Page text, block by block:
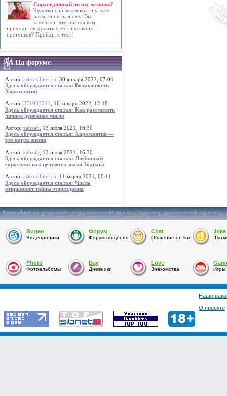
Справедливый ли вы человек?
Чувство справедливости у всех
развито по разному. Вы
замечали, что иногда вам
приходится думать о мотиве своих
поступков? Пройдите тест!
На форуме
Автор: astro.sibnet.ru , 30 января 2022, 07:04
Здесь обсуждается статья: Возможности
Хиромантии
Автор: 271033511
, 16 января 2022, 12:18
Здесь обсуждается статья: Как рассчитать
личное денежное число
Автор: zabzab , 13 июля 2021, 16:30
Здесь обсуждается статья: Хиромантия —
это карта жизни
Автор: zabzab , 13 июля 2021, 16:30
Здесь обсуждается статья: Любовный
гороскоп: как целуются знаки Зодиака
Автор: astro.sibnet.ru , 11 марта 2021, 00:11
Здесь обсуждается статья: Числа
открывают тайны мироздания
Astro.sibnet.ru:астрология,астрологический прогноз,гороскоп,персональный гороскоп,
Видео
Видеоролики
Форум
Форум общения
Chat
Общение on-line
Joke
Photo
Фотоальбомы
Day
Дневники
Love
Знакомства Игры
Наши
О проекте